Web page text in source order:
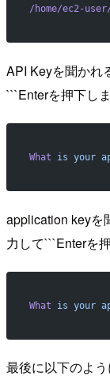
/home/ec2-
API Keyを聞かれ
```Enterを押下しま
What is your
application keyを
力して```Enterを
What is your
最後に以下のよ